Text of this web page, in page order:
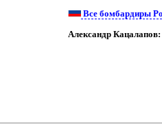
Все бомбардиры
Александр